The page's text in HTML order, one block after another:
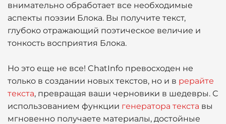
внимательно обработает все необходимые
аспекты поэзии Блока. Вы получите текст,
глубоко отражающий поэтическое величие и
тонкость восприятия Блока.
Но это еще не все! ChatInfo превосходен не
только в создании новых текстов, но и в рерайте
текста, превращая ваши черновики в шедевры. С
использованием функции генератора текста вы
мгновенно получаете материалы, достойные